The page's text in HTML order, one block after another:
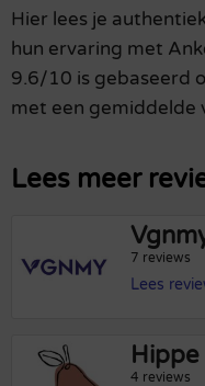
Hier lees je
hun ervaring met
9.6/10 is gebaseerd
met een gemiddelde
Lees meer
7 reviews
Lees
Hippe
4 reviews